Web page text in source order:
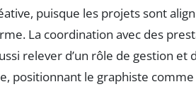
puisque les projets sont
La coordination avec des
relever d’un rôle de gestion et
positionnant le graphiste